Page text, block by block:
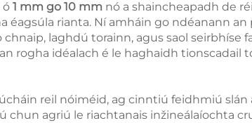
ó 1 mm go 10 mm nó a shaincheapadh de
rianta. Ní amháin go ndéanann
laghdú torainn, agus saol seirbhíse
rogha idéalach é le haghaidh tionscadail
reil nóiméid, ag cinntiú feidhmiú slán
chun agriú le riachtanais inžineálaíochta